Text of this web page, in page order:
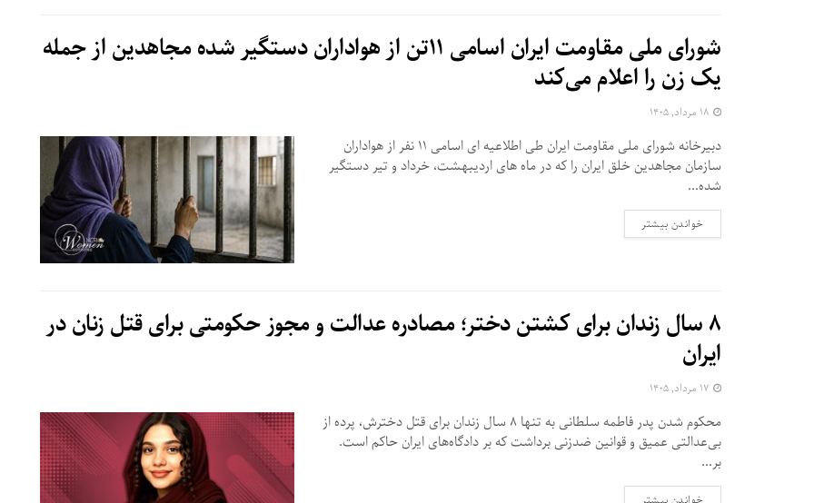
شورای ملی مقاومت ایران اسامی ۱۱تن از هواداران دستگیر شده مجاهدین از جمله
یک زن را اعلام می‌کند
دبیرخانه شورای ملی مقاومت ایران طی اطلاعیه ای اسامی ۱۱ نفر از هواداران
سازمان مجاهدین خلق ایران را که در ماه های اردیبهشت، خرداد و تیر دستگیر
شده...
خواندن بیشتر
۸ سال زندان برای کشتن دختر؛ مصادره عدالت و مجوز حکومتی برای قتل زنان در
ایران
محکوم شدن پدر فاطمه سلطانی به تنها ۸ سال زندان برای قتل دخترش، پرده از
بی‌عدالتی عمیق و قوانین ضدزنی برداشت که بر دادگاه‌های ایران حاکم است.
بر...